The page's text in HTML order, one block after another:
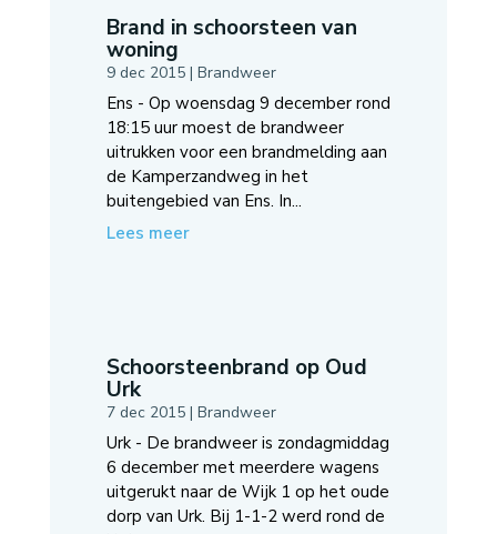
Brand in schoorsteen van
woning
9 dec 2015| Brandweer
Ens - Op woensdag 9 december rond
18:15 uur moest de brandweer
uitrukken voor een brandmelding aan
de Kamperzandweg in het
buitengebied van Ens. In...
Lees meer
Schoorsteenbrand op Oud
Urk
7 dec 2015| Brandweer
Urk - De brandweer is zondagmiddag
6 december met meerdere wagens
uitgerukt naar de Wijk 1 op het oude
dorp van Urk. Bij 1-1-2 werd rond de